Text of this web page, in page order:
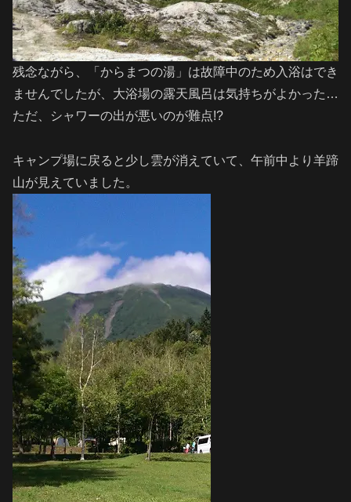
残念ながら、「からまつの湯」は故障中のため入浴はでき
ませんでしたが、大浴場の露天風呂は気持ちがよかった…
ただ、シャワーの出が悪いのが難点!?
キャンプ場に戻ると少し雲が消えていて、午前中より羊蹄
山が見えていました。